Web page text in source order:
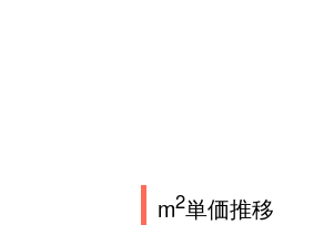
m2単価推移